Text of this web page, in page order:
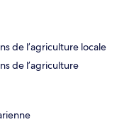
de l’agriculture locale
de l’agriculture